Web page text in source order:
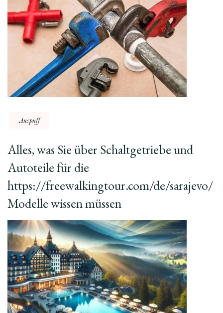
Auspuff
Alles, was Sie über Schaltgetriebe und
Autoteile für die
https://freewalkingtour.com/de/sarajevo/
Modelle wissen müssen